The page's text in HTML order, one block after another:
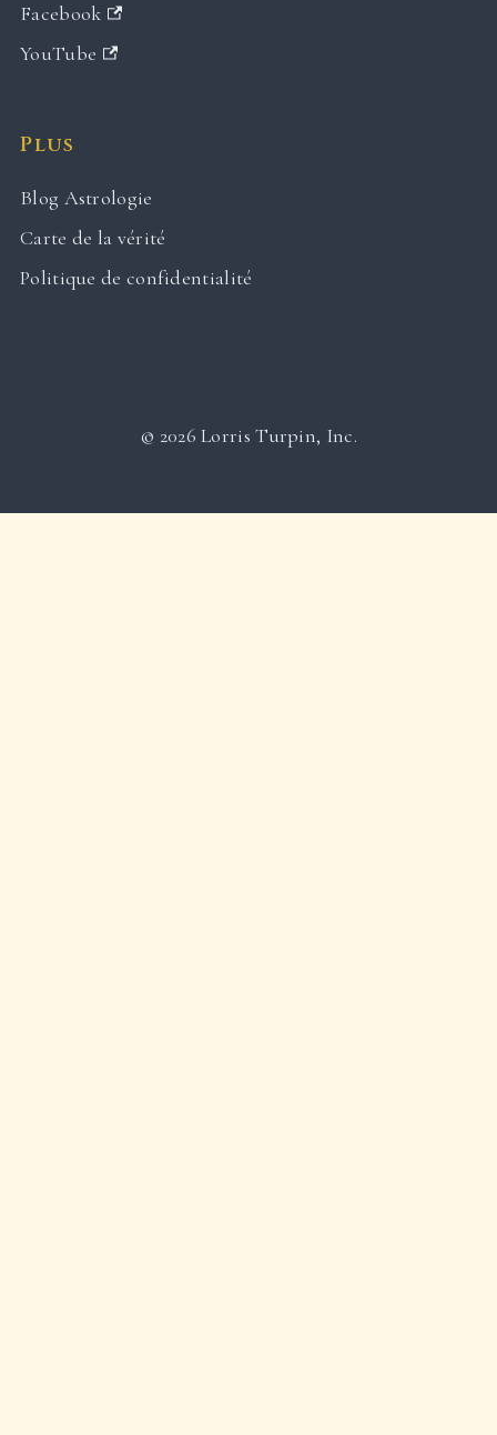
Facebook
YouTube
Plus
Blog Astrologie
Carte de la vérité
Politique de confidentialité
© 2026 Lorris Turpin, Inc.